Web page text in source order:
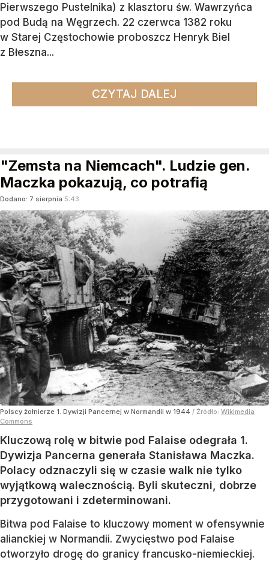
Pierwszego Pustelnika) z klasztoru św. Wawrzyńca
pod Budą na Węgrzech. 22 czerwca 1382 roku
w Starej Częstochowie proboszcz Henryk Biel
z Błeszna...
CZYTAJ DALEJ
"Zemsta na Niemcach". Ludzie gen.
Maczka pokazują, co potrafią
Dodano: 7 sierpnia 5:43
Polscy żołnierze 1. Dywizji Pancernej w Normandii w 1944 / Źródło: Wikimedia
Commons
Kluczową rolę w bitwie pod Falaise odegrała 1.
Dywizja Pancerna generała Stanisława Maczka.
Polacy odznaczyli się w czasie walk nie tylko
wyjątkową walecznością. Byli skuteczni, dobrze
przygotowani i zdeterminowani.
Bitwa pod Falaise to kluczowy moment w ofensywnie
alianckiej w Normandii. Zwycięstwo pod Falaise
otworzyło drogę do granicy francusko-niemieckiej.